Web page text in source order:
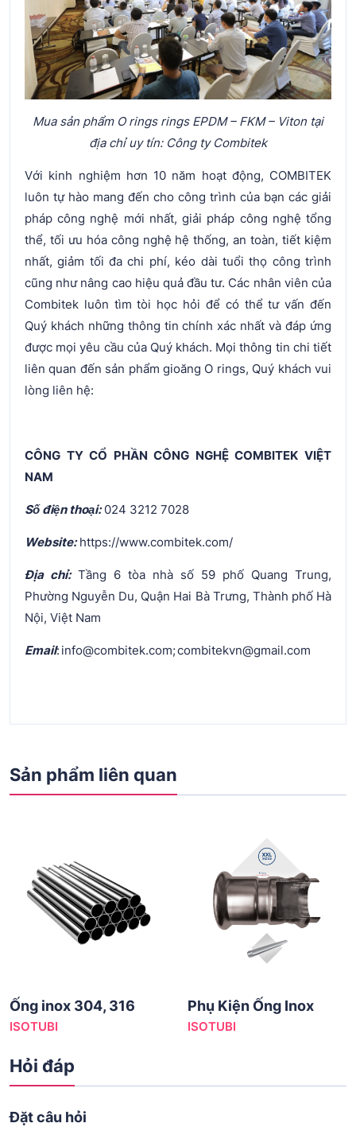
Mua sản phẩm O rings rings EPDM – FKM – Viton tại
địa chỉ uy tín: Công ty Combitek
Với kinh nghiệm hơn 10 năm hoạt động, COMBITEK
luôn tự hào mang đến cho công trình của bạn các giải
pháp công nghệ mới nhất, giải pháp công nghệ tổng
thể, tối ưu hóa công nghệ hệ thống, an toàn, tiết kiệm
nhất, giảm tối đa chi phí, kéo dài tuổi thọ công trình
cũng như nâng cao hiệu quả đầu tư. Các nhân viên của
Combitek luôn tìm tòi học hỏi để có thể tư vấn đến
Quý khách những thông tin chính xác nhất và đáp ứng
được mọi yêu cầu của Quý khách. Mọi thông tin chi tiết
liên quan đến sản phẩm gioăng O rings, Quý khách vui
lòng liên hệ:
CÔNG TY CỔ PHẦN CÔNG NGHỆ COMBITEK VIỆT
NAM
Số điện thoại:024 3212 7028
Website:https://www.combitek.com/
Địa chỉ:Tầng 6 tòa nhà số 59 phố Quang Trung,
Phường Nguyễn Du, Quận Hai Bà Trưng, Thành phố Hà
Nội, Việt Nam
Email: info@combitek.com; combitekvn@gmail.com
Sản phẩm liên quan
Ống inox 304, 316
ISOTUBI
Phụ Kiện Ống Inox
ISOTUBI
Hỏi đáp
Đặt câu hỏi